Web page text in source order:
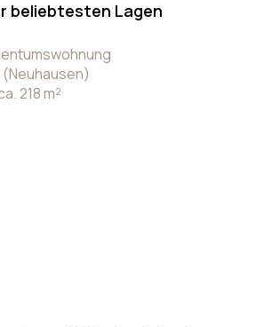
beliebtesten Lagen
218 m²